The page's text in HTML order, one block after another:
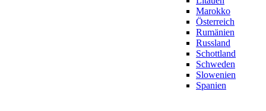
Marokko
Österreich
Rumänien
Russland
Schottland
Schweden
Slowenien
Spanien